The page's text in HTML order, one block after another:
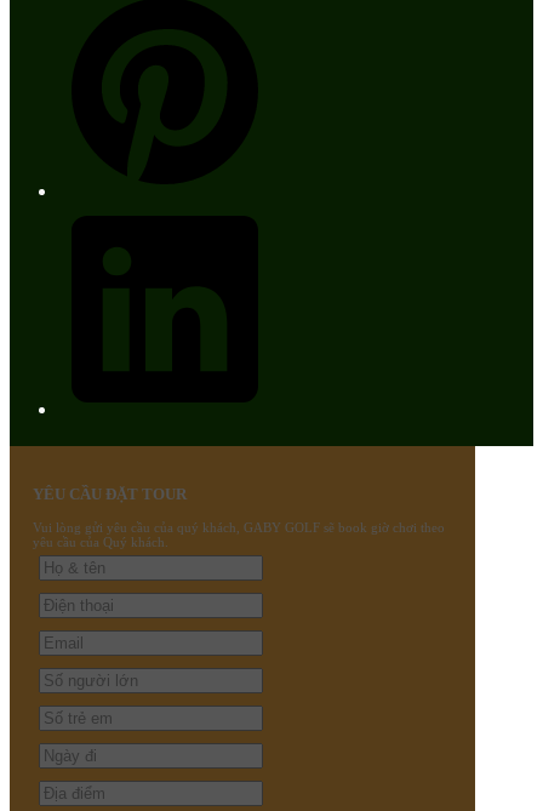
YÊU CẦU ĐẶT TOUR
Vui lòng gửi yêu cầu của quý khách, GABY GOLF sẽ book giờ chơi theo
yêu cầu của Quý khách.